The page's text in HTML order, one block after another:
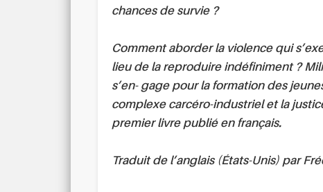
chances de survie ?
Comment aborder la violence qui
lieu de la reproduire indéfiniment ?
s’en- gage pour la formation des
complexe carcéro-industriel et la
premier livre publié en français.
Traduit de l’anglais (États-Unis) par